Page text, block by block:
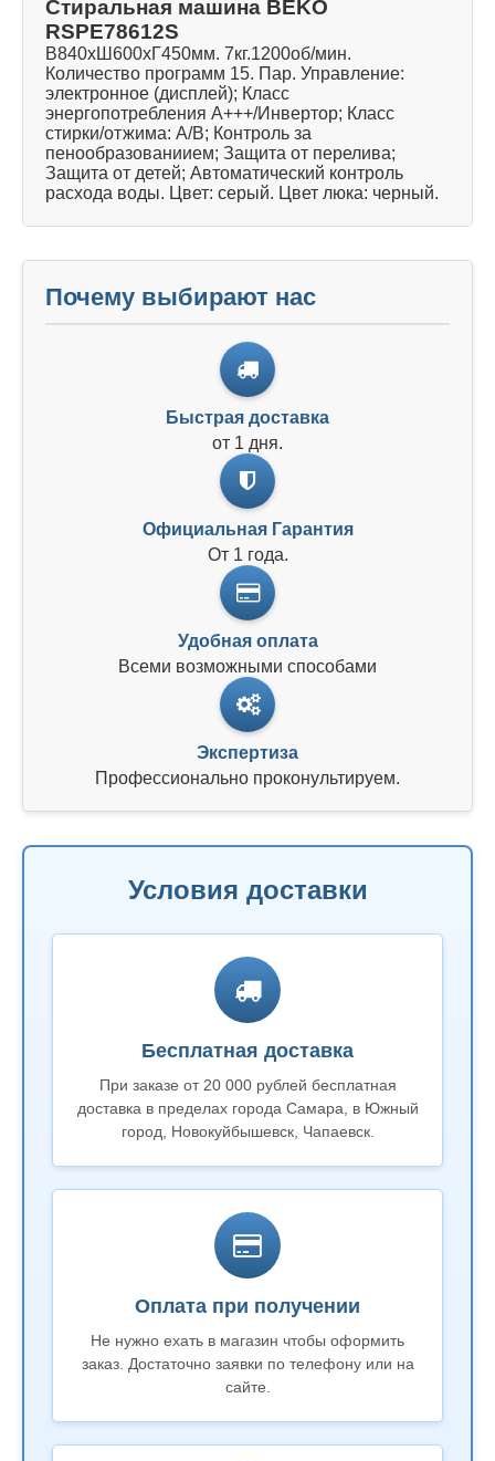
Стиральная машина BEKO
RSPE78612S
В840хШ600хГ450мм. 7кг.1200об/мин.
Количество программ 15. Пар. Управление:
электронное (дисплей); Класс
энергопотребления A+++/Инвертор; Класс
стирки/отжима: А/В; Контроль за
пенообразованиием; Защита от перелива;
Защита от детей; Автоматический контроль
расхода воды. Цвет: серый. Цвет люка: черный.
Почему выбирают нас
Быстрая доставка
от 1 дня.
Официальная Гарантия
От 1 года.
Удобная оплата
Всеми возможными способами
Экспертиза
Профессионально проконультируем.
Условия доставки
Бесплатная доставка
При заказе от 20 000 рублей бесплатная
доставка в пределах города Самара, в Южный
город, Новокуйбышевск, Чапаевск.
Оплата при получении
Не нужно ехать в магазин чтобы оформить
заказ. Достаточно заявки по телефону или на
сайте.